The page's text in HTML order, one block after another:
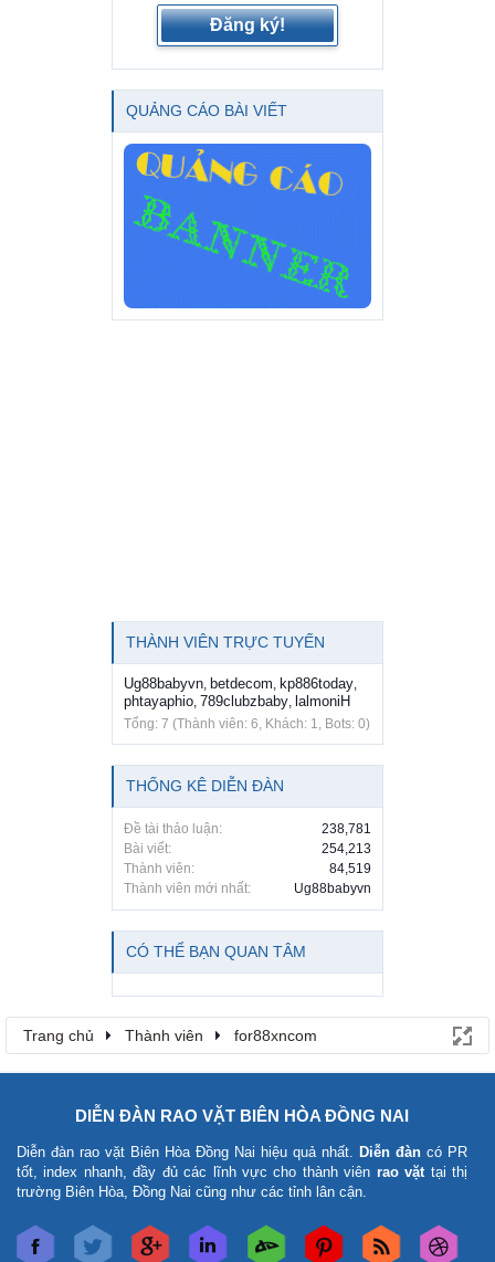
Đăng ký!
QUẢNG CÁO BÀI VIẾT
THÀNH VIÊN TRỰC TUYẾN
Ug88babyvn, betdecom, kp886today,
phtayaphio, 789clubzbaby, lalmoniH
Tổng: 7 (Thành viên: 6, Khách: 1, Bots: 0)
THỐNG KÊ DIỄN ĐÀN
Đề tài thảo luận:
238,781
Bài viết:
254,213
Thành viên:
84,519
Thành viên mới nhất:
Ug88babyvn
CÓ THỂ BẠN QUAN TÂM
Trang chủ Thành viên for88xncom
DIỄN ĐÀN RAO VẶT BIÊN HÒA ĐỒNG NAI
Diễn đàn rao vặt Biên Hòa Đồng Nai hiệu quả nhất. Diễn đàn có PR
tốt, index nhanh, đầy đủ các lĩnh vực cho thành viên rao vặttại thị
trường Biên Hòa, Đồng Nai cũng như các tỉnh lân cận.